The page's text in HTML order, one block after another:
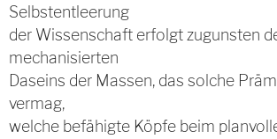
Selbstentleerung
der Wissenschaft erfolgt zugunsten
mechanisierten
Daseins der Massen, das solche
vermag,
welche befähigte Köpfe beim